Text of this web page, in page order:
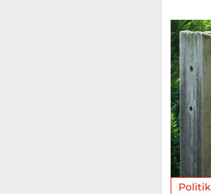
Politik